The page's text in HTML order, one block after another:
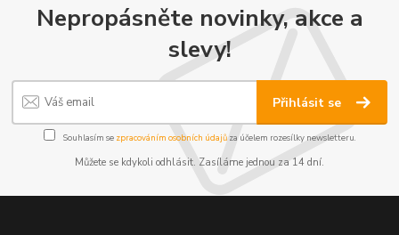
Nepropásněte novinky, akce a
slevy!
Přihlásit se
Souhlasím se zpracováním osobních údajůza účelem rozesílky newsletteru.
Můžete se kdykoli odhlásit. Zasíláme jednou za 14 dní.